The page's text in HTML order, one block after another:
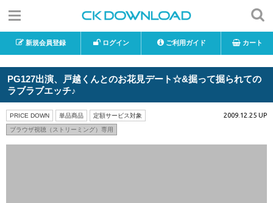
新規会員登録 ログイン ご利用ガイド カート
PG127出演、戸越くんとのお花見デート☆&掘って掘られての
ラブラブエッチ♪
PRICE DOWN 単品商品 定額サービス対象
ブラウザ視聴（ストリーミング）専用
2009.12.25 UP